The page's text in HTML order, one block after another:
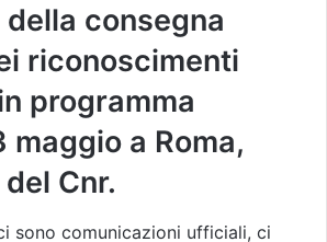
consegna
riconoscimenti
programma
maggio a Roma,
Cnr.
sono comunicazioni ufficiali, ci